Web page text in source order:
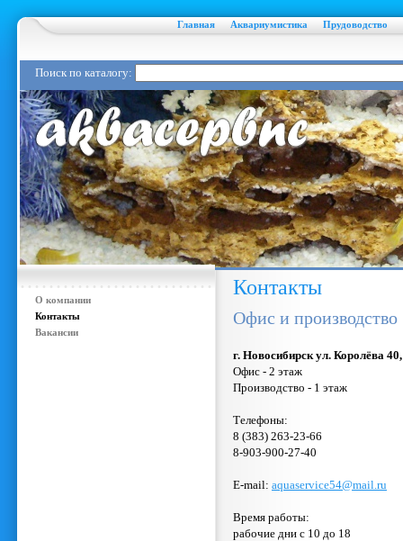
Главная Аквариумистика Прудоводство
Поиск по каталогу:
О компании
Контакты
Вакансии
Контакты
Офис и производство
г. Новосибирск ул. Королёва
Офис - 2 этаж
Производство - 1 этаж
Телефоны:
8 (383) 263-23-66
8-903-900-27-40
E-mail: aquaservice54@mail.ru
Время работы:
рабочие дни с 10 до 18